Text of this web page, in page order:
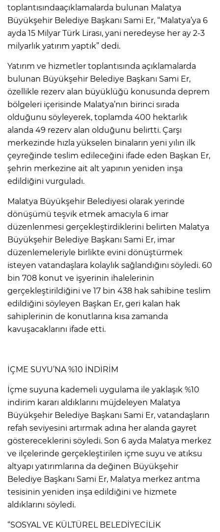
toplantısındaaçıklamalarda bulunan Malatya
Büyükşehir Belediye Başkanı Sami Er, “Malatya’ya 6
ayda 15 Milyar Türk Lirası, yani neredeyse her ay 2-3
milyarlık yatırım yaptık” dedi.
Yatırım ve hizmetler toplantısında açıklamalarda
bulunan Büyükşehir Belediye Başkanı Sami Er,
özellikle rezerv alan büyüklüğü konusunda deprem
bölgeleri içerisinde Malatya’nın birinci sırada
olduğunu söyleyerek, toplamda 400 hektarlık
alanda 49 rezerv alan olduğunu belirtti. Çarşı
merkezinde hızla yükselen binaların yeni yılın ilk
çeyreğinde teslim edileceğini ifade eden Başkan Er,
şehrin merkezine ait alt yapının yeniden inşa
edildiğini vurguladı.
Malatya Büyükşehir Belediyesi olarak yerinde
dönüşümü teşvik etmek amacıyla 6 imar
düzenlenmesi gerçekleştirdiklerini belirten Malatya
Büyükşehir Belediye Başkanı Sami Er, imar
düzenlemeleriyle birlikte evini dönüştürmek
isteyen vatandaşlara kolaylık sağlandığını söyledi. 60
bin 708 konut ve işyerinin ihalelerinin
gerçekleştirildiğini ve 17 bin 438 hak sahibine teslim
edildiğini söyleyen Başkan Er, geri kalan hak
sahiplerinin de konutlarına kısa zamanda
kavuşacaklarını ifade etti.
İÇME SUYU’NA %10 İNDİRİM
İçme suyuna kademeli uygulama ile yaklaşık %10
indirim kararı aldıklarını müjdeleyen Malatya
Büyükşehir Belediye Başkanı Sami Er, vatandaşların
refah seviyesini artırmak adına her alanda gayret
göstereceklerini söyledi. Son 6 ayda Malatya merkez
ve ilçelerinde gerçekleştirilen içme suyu ve atıksu
altyapı yatırımlarına da değinen Büyükşehir
Belediye Başkanı Sami Er, Malatya merkez arıtma
tesisinin yeniden inşa edildiğini ve hizmete
aldıklarını söyledi.
“SOSYAL VE KÜLTÜREL BELEDİYECİLİK